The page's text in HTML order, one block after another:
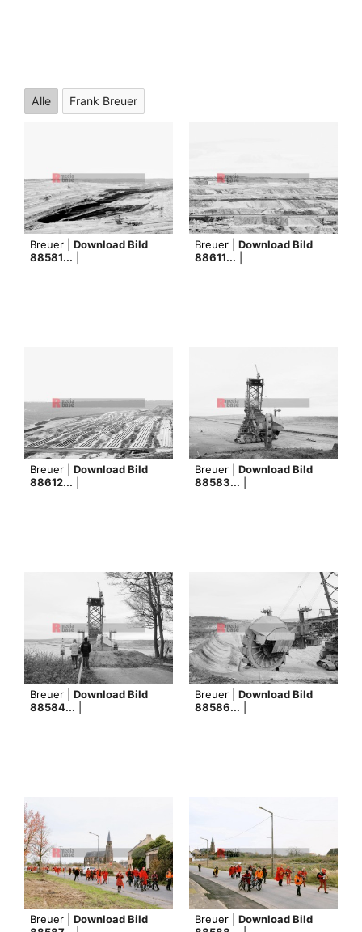
Alle Frank Breuer
Breuer | Download Bild
88581...
Breuer | Download Bild
88611...
Breuer | Download Bild
88612...
Breuer | Download Bild
88583...
Breuer | Download Bild
88584...
Breuer | Download Bild
88586...
Breuer | Download Bild
Breuer | Download Bild